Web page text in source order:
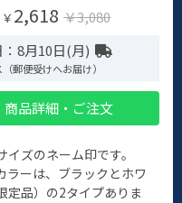
￥ 2,618 ￥3,080
8月10日(月)
郵便受けへお届け）
商品詳細・ご注文
イズのネーム印です。
ラーは、ブラックとホワ
定品）の2タイプありま